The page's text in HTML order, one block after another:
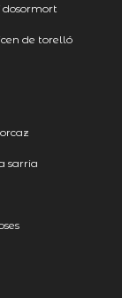
dosormort
de torelló
sarria